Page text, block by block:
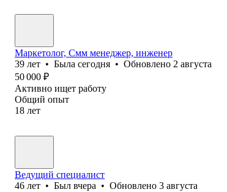
Маркетолог, Смм менеджер, инженер
39 лет • Была сегодня • Обновлено 2 августа
50 000 ₽
Активно ищет работу
Общий опыт
18 лет
Ведущий специалист
46 лет • Был вчера • Обновлено 3 августа